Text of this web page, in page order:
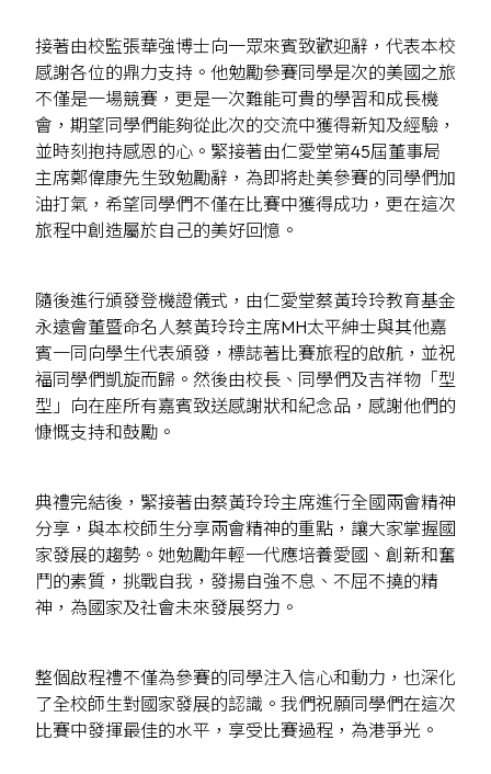
接著由校監張華強博士向一眾來賓致歡迎辭，代表本校
感謝各位的鼎力支持。他勉勵參賽同學是次的美國之旅
不僅是一場競賽，更是一次難能可貴的學習和成長機
會，期望同學們能夠從此次的交流中獲得新知及經驗，
並時刻抱持感恩的心。緊接著由仁愛堂第45屆董事局
主席鄭偉康先生致勉勵辭，為即將赴美參賽的同學們加
油打氣，希望同學們不僅在比賽中獲得成功，更在這次
旅程中創造屬於自己的美好回憶。
隨後進行頒發登機證儀式，由仁愛堂蔡黃玲玲教育基金
永遠會董暨命名人蔡黃玲玲主席MH太平紳士與其他嘉
賓一同向學生代表頒發，標誌著比賽旅程的啟航，並祝
福同學們凱旋而歸。然後由校長、同學們及吉祥物「型
型」向在座所有嘉賓致送感謝狀和紀念品，感謝他們的
慷慨支持和鼓勵。
典禮完結後，緊接著由蔡黃玲玲主席進行全國兩會精神
分享，與本校師生分享兩會精神的重點，讓大家掌握國
家發展的趨勢。她勉勵年輕一代應培養愛國、創新和奮
鬥的素質，挑戰自我，發揚自強不息、不屈不撓的精
神，為國家及社會未來發展努力。
整個啟程禮不僅為參賽的同學注入信心和動力，也深化
了全校師生對國家發展的認識。我們祝願同學們在這次
比賽中發揮最佳的水平，享受比賽過程，為港爭光。